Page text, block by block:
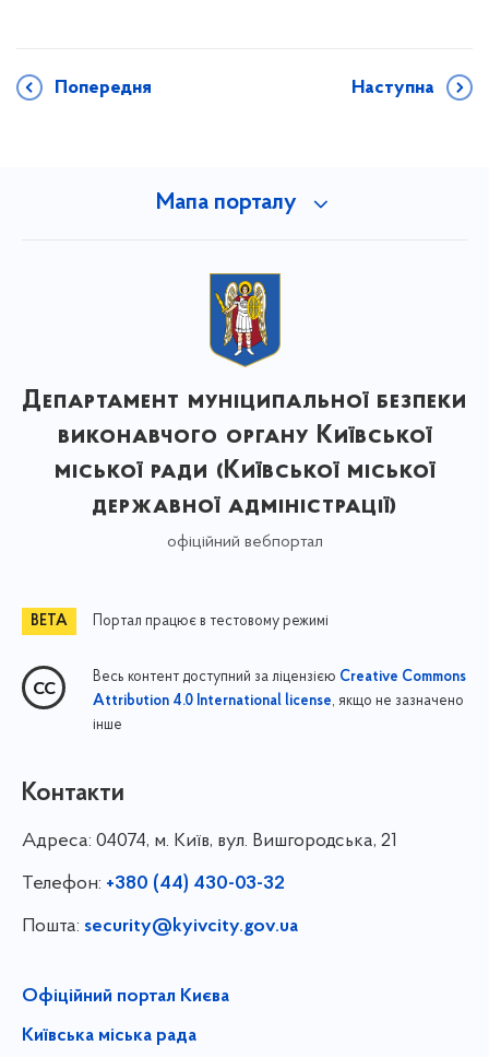
Попередня Наступна
Мапа порталу
Департамент муніципальної безпеки
виконавчого органу Київської
міської ради (Київської міської
державної адміністрації)
офіційний вебпортал
Портал працює в тестовому режимі
Весь контент доступний за ліцензією Creative Commons
Attribution 4.0 International license, якщо не зазначено
інше
Контакти
Адреса: 04074, м. Київ, вул. Вишгородська, 21
Телефон: +380 (44) 430-03-32
Пошта: security@kyivcity.gov.ua
Офіційний портал Києва
Київська міська рада